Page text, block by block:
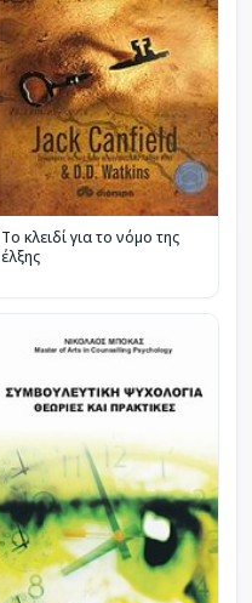
Το κλειδί για το νόμο της
έλξης